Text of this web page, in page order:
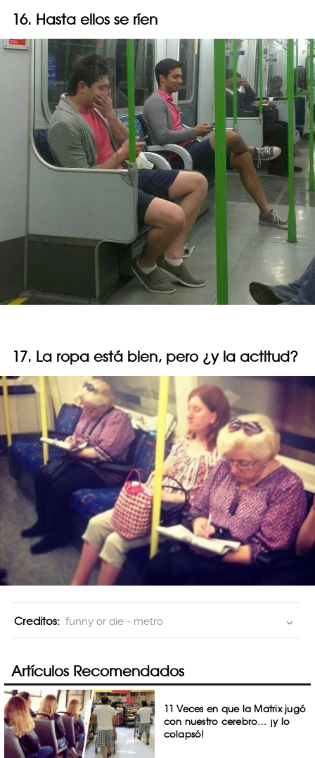
16. Hasta ellos se ríen
17. La ropa está bien, pero ¿y la actitud?
Creditos: funny or die - metro
Artículos Recomendados
11 Veces en que la Matrix jugó
con nuestro cerebro… ¡y lo
colapsó!